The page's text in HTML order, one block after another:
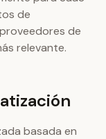
de
de
relevante.
basada en